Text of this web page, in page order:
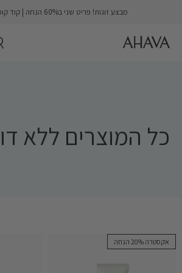
מבצע זוגות! פריט שני ב60% הנחה | קוד קופון: LOVE60
כל המוצרים ללא
אקסטרה 20% הנחה